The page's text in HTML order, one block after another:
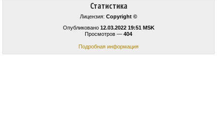
Статистика
Лицензия: Copyright ©
Опубликовано 12.03.2022 19:51 MSK
Просмотров — 404
Подробная информация